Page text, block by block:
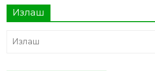
Излаш